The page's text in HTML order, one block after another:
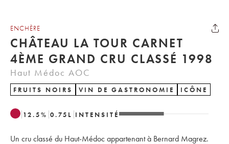
ENCHÈRE
CHÂTEAU LA TOUR CARNET
4ÈME GRAND CRU CLASSÉ 1998
Haut Médoc AOC
FRUITS NOIRS VIN DE GASTRONOMIE ICÔNE
12.5% 0.75 L INTENSITÉ
Un cru classé du Haut-Médoc appartenant à Bernard Magrez.